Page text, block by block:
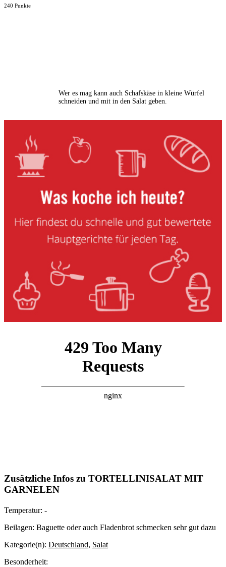
240 Punkte
Wer es mag kann auch Schafskäse in kleine Würfel
schneiden und mit in den Salat geben.
Zusätzliche Infos zu TORTELLINISALAT MIT
GARNELEN
Temperatur: -
Beilagen: Baguette oder auch Fladenbrot schmecken sehr gut dazu
Kategorie(n): Deutschland, Salat
Besonderheit: